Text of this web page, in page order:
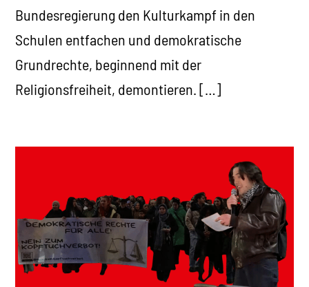
Bundesregierung den Kulturkampf in den
Schulen entfachen und demokratische
Grundrechte, beginnend mit der
Religionsfreiheit, demontieren. […]